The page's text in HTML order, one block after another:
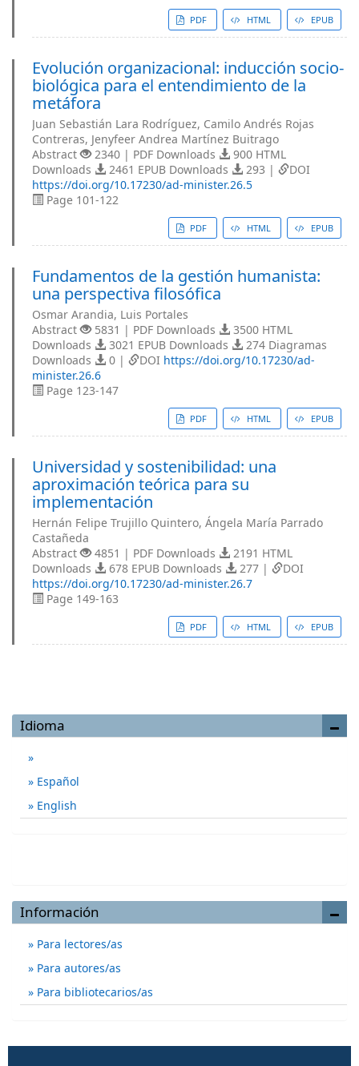
PDF HTML EPUB
Evolución organizacional: inducción socio-
biológica para el entendimiento de la
metáfora
Juan Sebastián Lara Rodríguez, Camilo Andrés Rojas
Contreras, Jenyfeer Andrea Martínez Buitrago
Abstract
2340 | PDF Downloads
900 HTML
Downloads
2461 EPUB Downloads 293 |
DOI
https://doi.org/10.17230/ad-minister.26.5
Page 101-122
PDF HTML EPUB
Fundamentos de la gestión humanista:
una perspectiva filosófica
Osmar Arandia, Luis Portales
Abstract
5831 | PDF Downloads
3500 HTML
Downloads
3021 EPUB Downloads
274 Diagramas
Downloads
0 | DOI https://doi.org/10.17230/ad-
minister.26.6
Page 123-147
PDF HTML EPUB
Universidad y sostenibilidad: una
aproximación teórica para su
implementación
Hernán Felipe Trujillo Quintero, Ángela María Parrado
Castañeda
Abstract
4851 | PDF Downloads
2191 HTML
Downloads
678 EPUB Downloads 277 |
DOI
https://doi.org/10.17230/ad-minister.26.7
Page 149-163
PDF HTML EPUB
Idioma
Español
English
Información
Para lectores/as
Para autores/as
Para bibliotecarios/as